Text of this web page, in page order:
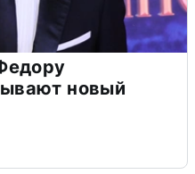
новый